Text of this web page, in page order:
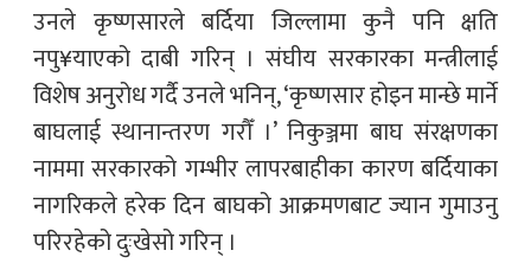
उनले कृष्णसारले बर्दिया जिल्लामा कुनै पनि क्षति
नपु¥याएको दाबी गरिन् । संघीय सरकारका मन्त्रीलाई
विशेष अनुरोध गर्दै उनले भनिन्, ‘कृष्णसार होइन मान्छे मार्ने
बाघलाई स्थानान्तरण गरौँ ।’ निकुञ्जमा बाघ संरक्षणका
नाममा सरकारको गम्भीर लापरबाहीका कारण बर्दियाका
नागरिकले हरेक दिन बाघको आक्रमणबाट ज्यान गुमाउनु
परिरहेको दुःखेसो गरिन् ।